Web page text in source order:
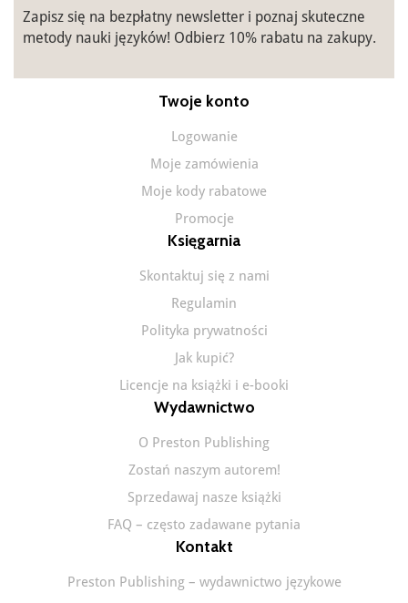
Zapisz się na bezpłatny newsletter i poznaj skuteczne
metody nauki języków! Odbierz 10% rabatu na zakupy.
Twoje konto
Logowanie
Moje zamówienia
Moje kody rabatowe
Promocje
Księgarnia
Skontaktuj się z nami
Regulamin
Polityka prywatności
Jak kupić?
Licencje na książki i e-booki
Wydawnictwo
O Preston Publishing
Zostań naszym autorem!
Sprzedawaj nasze książki
FAQ – często zadawane pytania
Kontakt
Preston Publishing – wydawnictwo językowe